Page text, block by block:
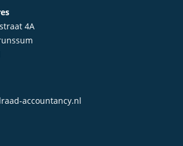
4A
accountancy.nl